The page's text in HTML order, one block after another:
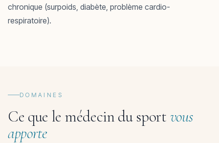
chronique (surpoids, diabète, problème cardio-
respiratoire).
DOMAINES
Ce que le médecin du sport vous
apporte